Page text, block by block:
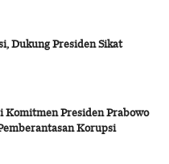
Dukung Presiden Sikat
Komitmen Presiden Prabowo
Korupsi